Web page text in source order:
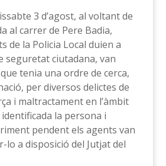
3 d’agost, al voltant de
al carrer de Pere Badia,
de la Policia Local duien a
seguretat ciutadana, van
tenia una ordre de cerca,
per diversos delictes de
i maltractament en l’àmbit
la persona i
pendent els agents van
lo a disposició del Jutjat del